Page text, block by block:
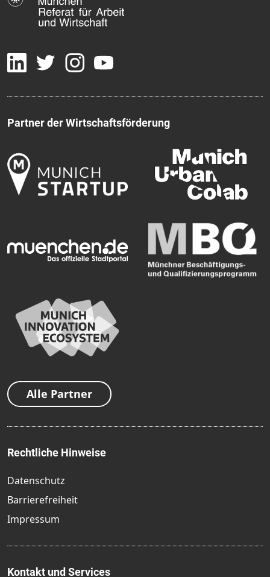
Partner der Wirtschaftsförderung
Alle Partner
Rechtliche Hinweise
Datenschutz
Barrierefreiheit
Impressum
Kontakt und Services